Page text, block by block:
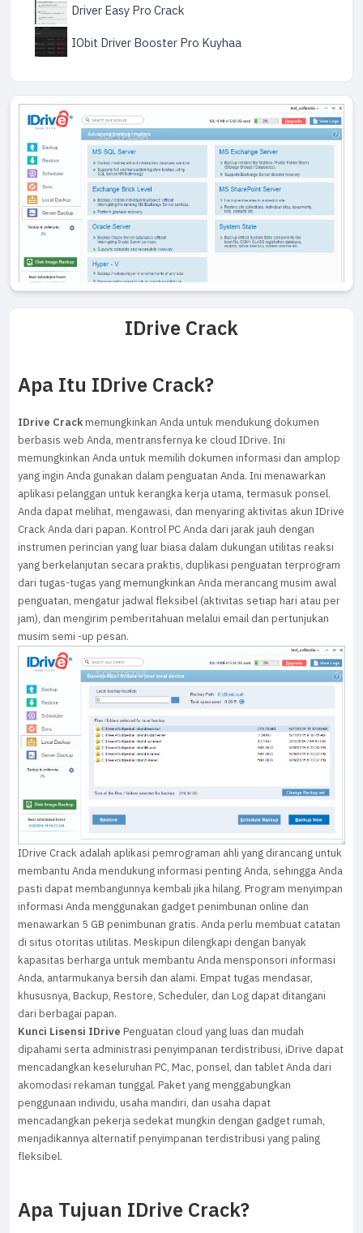
IDrive Crack
Apa Itu IDrive Crack?
IDrive Crackmemungkinkan Anda untuk mendukung dokumen
berbasis web Anda, mentransfernya ke cloud IDrive. Ini
memungkinkan Anda untuk memilih dokumen informasi dan amplop
yang ingin Anda gunakan dalam penguatan Anda. Ini menawarkan
aplikasi pelanggan untuk kerangka kerja utama, termasuk ponsel.
Anda dapat melihat, mengawasi, dan menyaring aktivitas akun IDrive
Crack Anda dari papan. Kontrol PC Anda dari jarak jauh dengan
instrumen perincian yang luar biasa dalam dukungan utilitas reaksi
yang berkelanjutan secara praktis, duplikasi penguatan terprogram
dari tugas-tugas yang memungkinkan Anda merancang musim awal
penguatan, mengatur jadwal fleksibel (aktivitas setiap hari atau per
jam), dan mengirim pemberitahuan melalui email dan pertunjukan
musim semi -up pesan.
IDrive Crack adalah aplikasi pemrograman ahli yang dirancang untuk
membantu Anda mendukung informasi penting Anda, sehingga Anda
pasti dapat membangunnya kembali jika hilang. Program menyimpan
informasi Anda menggunakan gadget penimbunan online dan
menawarkan 5 GB penimbunan gratis. Anda perlu membuat catatan
di situs otoritas utilitas. Meskipun dilengkapi dengan banyak
kapasitas berharga untuk membantu Anda mensponsori informasi
Anda, antarmukanya bersih dan alami. Empat tugas mendasar,
khususnya, Backup, Restore, Scheduler, dan Log dapat ditangani
dari berbagai papan.
Kunci Lisensi IDrive Penguatan cloud yang luas dan mudah
dipahami serta administrasi penyimpanan terdistribusi, iDrive dapat
mencadangkan keseluruhan PC, Mac, ponsel, dan tablet Anda dari
akomodasi rekaman tunggal. Paket yang menggabungkan
penggunaan individu, usaha mandiri, dan usaha dapat
mencadangkan pekerja sedekat mungkin dengan gadget rumah,
menjadikannya alternatif penyimpanan terdistribusi yang paling
fleksibel.
Apa Tujuan IDrive Crack?
Driver Easy Pro Crack
IObit Driver Booster Pro Kuyhaa